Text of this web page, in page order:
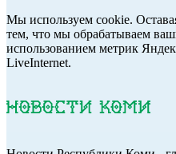
Мы используем cookie.
тем, что мы обрабатываем
использованием метрик
LiveInternet.